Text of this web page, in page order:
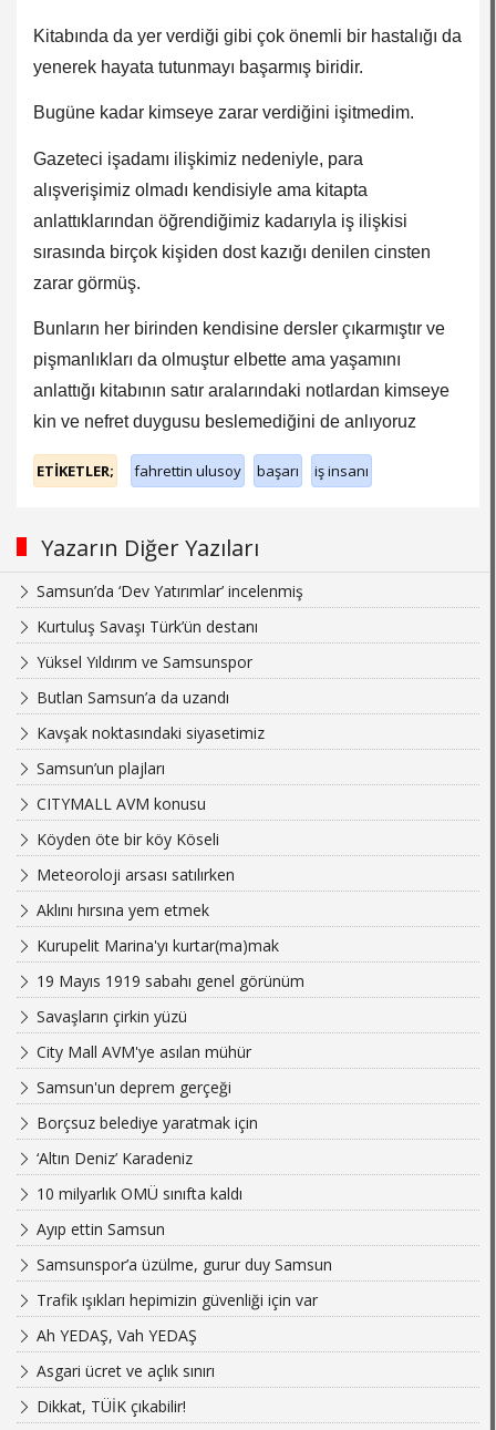
Kitabında da yer verdiği gibi çok önemli bir hastalığı da
yenerek hayata tutunmayı başarmış biridir.
Bugüne kadar kimseye zarar verdiğini işitmedim.
Gazeteci işadamı ilişkimiz nedeniyle, para
alışverişimiz olmadı kendisiyle ama kitapta
anlattıklarından öğrendiğimiz kadarıyla iş ilişkisi
sırasında birçok kişiden dost kazığı denilen cinsten
zarar görmüş.
Bunların her birinden kendisine dersler çıkarmıştır ve
pişmanlıkları da olmuştur elbette ama yaşamını
anlattığı kitabının satır aralarındaki notlardan kimseye
kin ve nefret duygusu beslemediğini de anlıyoruz
ETİKETLER; fahrettin ulusoy başarı iş insanı
Yazarın Diğer Yazıları
Samsun’da ‘Dev Yatırımlar’ incelenmiş
Kurtuluş Savaşı Türk’ün destanı
Yüksel Yıldırım ve Samsunspor
Butlan Samsun’a da uzandı
Kavşak noktasındaki siyasetimiz
Samsun’un plajları
CITYMALL AVM konusu
Köyden öte bir köy Köseli
Meteoroloji arsası satılırken
Aklını hırsına yem etmek
Kurupelit Marina'yı kurtar(ma)mak
19 Mayıs 1919 sabahı genel görünüm
Savaşların çirkin yüzü
City Mall AVM'ye asılan mühür
Samsun'un deprem gerçeği
Borçsuz belediye yaratmak için
‘Altın Deniz’ Karadeniz
10 milyarlık OMÜ sınıfta kaldı
Ayıp ettin Samsun
Samsunspor’a üzülme, gurur duy Samsun
Trafik ışıkları hepimizin güvenliği için var
Ah YEDAŞ, Vah YEDAŞ
Asgari ücret ve açlık sınırı
Dikkat, TÜİK çıkabilir!